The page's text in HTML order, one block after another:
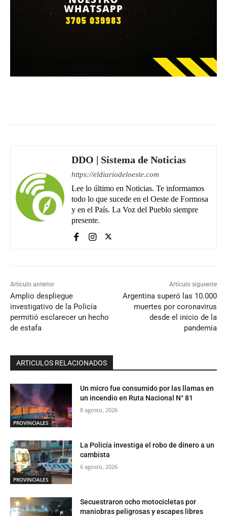
DDO | Sistema de Noticias
https://eldiariodeloeste.com
Lee lo último en Noticias. Te informamos
todo lo que sucede en el Oeste de Formosa
y en el País. La Voz del Pueblo siempre
presente.
Artículo anterior
Amplio despliegue
investigativo de la Policía
permitió esclarecer un hecho
de estafa
Artículo siguiente
Argentina superó las 10.000
muertes por coronavirus
desde el inicio de la
pandemia
ARTICULOS RELACIONADOS
PROVINCIALES
Un micro fue consumido por las llamas en
un incendio en Ruta Nacional N° 81
8 agosto, 2026
PROVINCIALES
La Policía investiga el robo de dinero a un
cambista
6 agosto, 2026
Secuestraron ocho motocicletas por
maniobras peligrosas y escapes libres